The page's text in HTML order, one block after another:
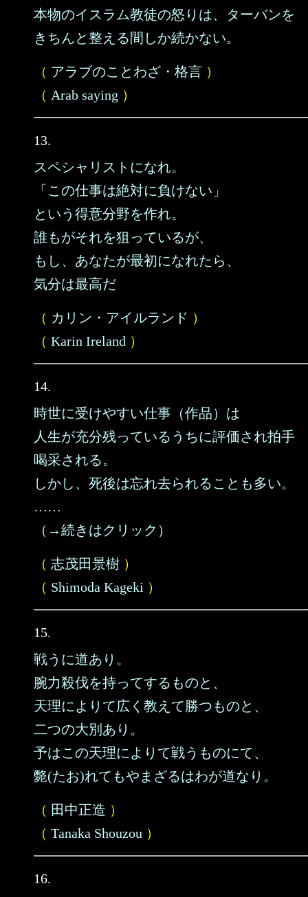
本物のイスラム教徒の怒りは、ターバンを
きちんと整える間しか続かない。
（ アラブのことわざ・格言 ）
（ Arab saying ）
13.
スペシャリストになれ。
「この仕事は絶対に負けない」
という得意分野を作れ。
誰もがそれを狙っているが、
もし、あなたが最初になれたら、
気分は最高だ
（ カリン・アイルランド ）
（ Karin Ireland ）
14.
時世に受けやすい仕事（作品）は
人生が充分残っているうちに評価され拍手
喝采される。
しかし、死後は忘れ去られることも多い。
……
（→続きはクリック）
（ 志茂田景樹 ）
（ Shimoda Kageki ）
15.
戦うに道あり。
腕力殺伐を持ってするものと、
天理によりて広く教えて勝つものと、
二つの大別あり。
予はこの天理によりて戦うものにて、
斃(たお)れてもやまざるはわが道なり。
（ 田中正造 ）
（ Tanaka Shouzou ）
16.